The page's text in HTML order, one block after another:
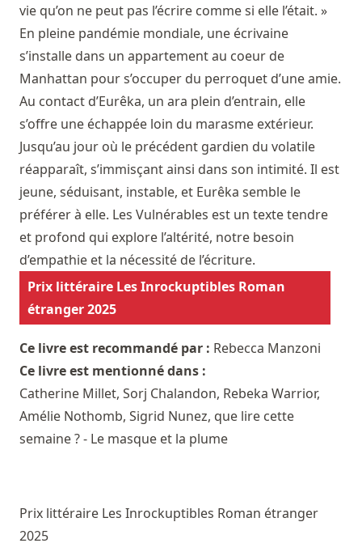
vie qu’on ne peut pas l’écrire comme si elle l’était. »
En pleine pandémie mondiale, une écrivaine
s’installe dans un appartement au coeur de
Manhattan pour s’occuper du perroquet d’une amie.
Au contact d’Eurêka, un ara plein d’entrain, elle
s’offre une échappée loin du marasme extérieur.
Jusqu’au jour où le précédent gardien du volatile
réapparaît, s’immisçant ainsi dans son intimité. Il est
jeune, séduisant, instable, et Eurêka semble le
préférer à elle. Les Vulnérables est un texte tendre
et profond qui explore l’altérité, notre besoin
d’empathie et la nécessité de l’écriture.
Prix littéraire Les Inrockuptibles Roman
étranger 2025
Ce livre est recommandé par : Rebecca Manzoni
Ce livre est mentionné dans :
Catherine Millet, Sorj Chalandon, Rebeka Warrior,
Amélie Nothomb, Sigrid Nunez, que lire cette
semaine ? - Le masque et la plume
Prix littéraire Les Inrockuptibles Roman étranger
2025